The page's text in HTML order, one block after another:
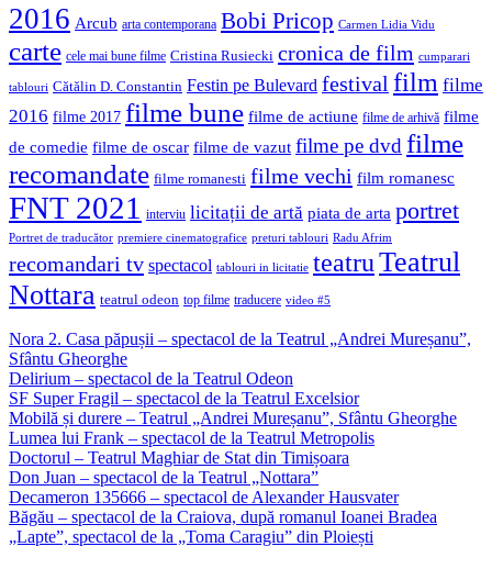
2016 Arcub arta contemporana Bobi Pricop Carmen Lidia Vidu
carte cele mai bune filme Cristina Rusiecki cronica de film cumparari
tablouri Cătălin D. Constantin Festin pe Bulevard festival film filme
2016 filme 2017 filme bune filme de actiune filme de arhivă filme
de comedie filme de oscar filme de vazut filme pe dvd filme
recomandate filme romanesti filme vechi film romanesc
FNT 2021 interviu licitații de artă piata de arta portret
Portret de traducător premiere cinematografice preturi tablouri Radu Afrim
recomandari tv spectacol tablouri in licitatie teatruTeatrul
Nottara teatrul odeon top filme traducere video #5
Nora 2. Casa păpușii – spectacol de la Teatrul „Andrei Mureșanu”,
Sfântu Gheorghe
Delirium – spectacol de la Teatrul Odeon
SF Super Fragil – spectacol de la Teatrul Excelsior
Mobilă și durere – Teatrul „Andrei Mureșanu”, Sfântu Gheorghe
Lumea lui Frank – spectacol de la Teatrul Metropolis
Doctorul – Teatrul Maghiar de Stat din Timișoara
Don Juan – spectacol de la Teatrul „Nottara”
Decameron 135666 – spectacol de Alexander Hausvater
Băgău – spectacol de la Craiova, după romanul Ioanei Bradea
„Lapte”, spectacol de la „Toma Caragiu” din Ploiești